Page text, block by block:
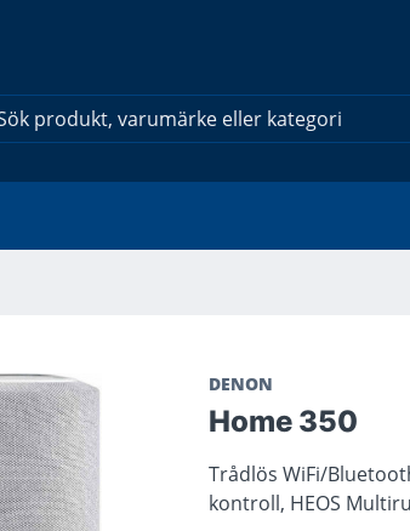
DENON
Home 350
Trådlös WiFi/
kontroll, HEOS